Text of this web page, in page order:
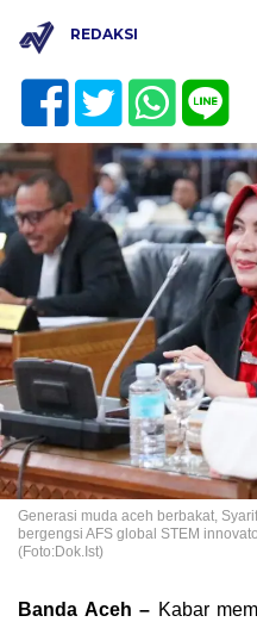
REDAKSI
Generasi muda aceh berbakat,
bergengsi AFS global STEM
(Foto:Dok.Ist)
Banda Aceh – Kabar